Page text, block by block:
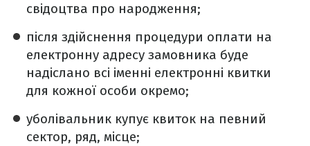
свідоцтва про народження;
після здійснення процедури оплати на
електронну адресу замовника буде
надіслано всі іменні електронні квитки
для кожної особи окремо;
уболівальник купує квиток на певний
сектор, ряд, місце;